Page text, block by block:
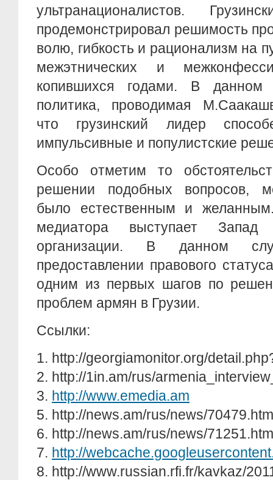
ультранационалистов.
продемонстрировал решимость
волю, гибкость и рационализм на
межэтнических и
копившихся годами. В данном
политика, проводимая
что грузинский лидер
импульсивные и популистские
Особо отметим то
решении подобных вопросов,
было естественным и
медиатора выступает
организации. В данном
предоставлении правового
одним из первых шагов по
проблем армян в Грузии.
Ссылки:
1. http://georgiamonitor.org/
2. http://1in.am/rus/
3. http://www.emedia.am
5. http://news.am/rus/news/
6. http://news.am/rus/news/
7. http://
8. http://www.russian.rfi.fr/kavkaz/